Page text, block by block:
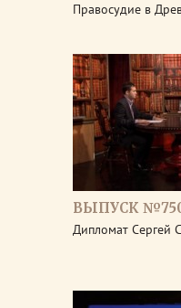
Правосудие в
ВЫПУСК
Дипломат Сергей